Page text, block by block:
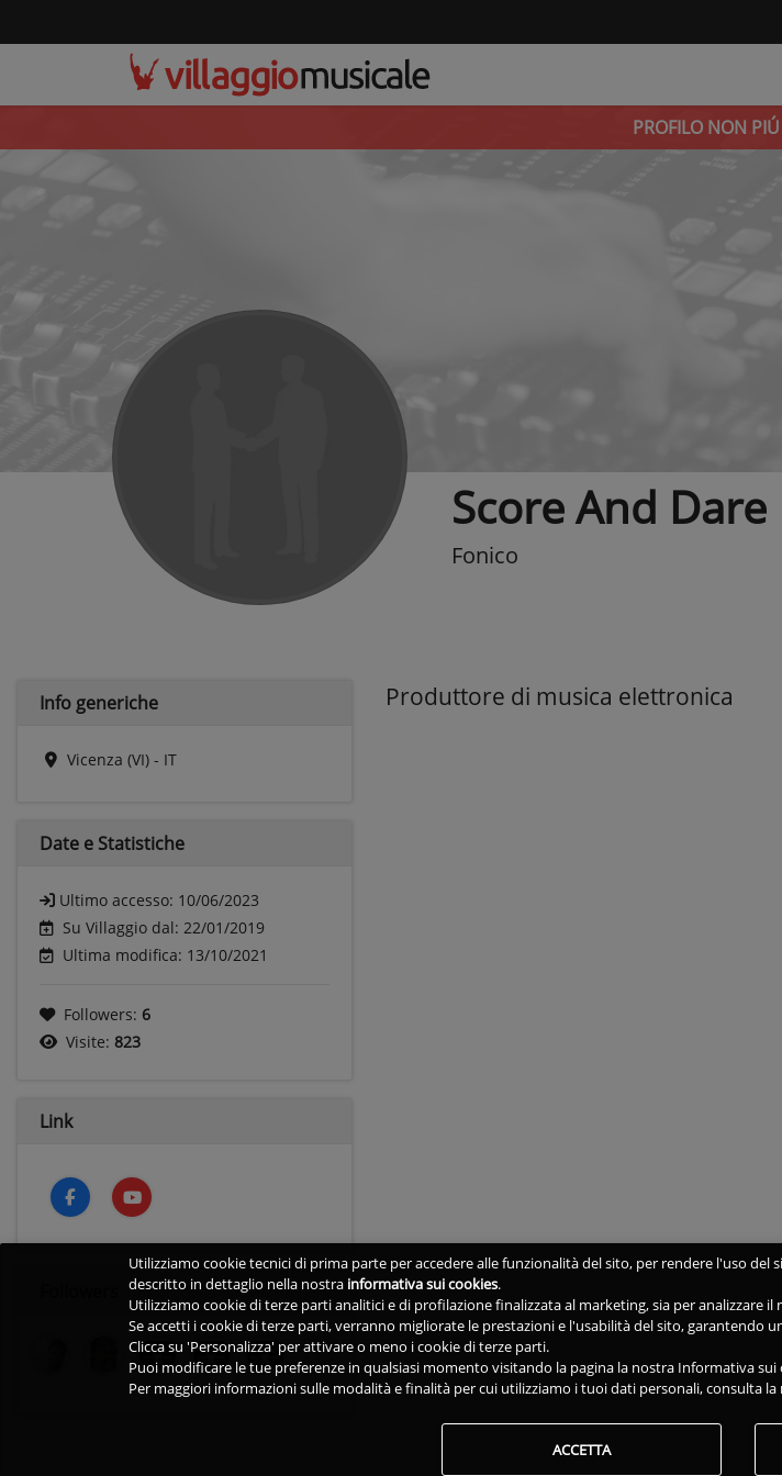
PROFILO NON
Score And Dare
Fonico
Info generiche
Vicenza (VI) - IT
Date e Statistiche
Ultimo accesso: 10/06/2023
Su Villaggio dal: 22/01/2019
Ultima modifica: 13/10/2021
Followers: 6
Visite: 823
Link
Produttore di musica elettronica
Utilizziamo cookie tecnici di prima parte per accedere alle funzionalità del sito, per rendere l'uso
descritto in dettaglio nella nostra informativa sui cookies.
Utilizziamo cookie di terze parti analitici e di profilazione finalizzata al marketing, sia per analizzare
Se accetti i cookie di terze parti, verranno migliorate le prestazioni e l'usabilità del sito, garantendo
Clicca su 'Personalizza' per attivare o meno i cookie di terze parti.
Puoi modificare le tue preferenze in qualsiasi momento visitando la pagina la nostra Informativa sui
Per maggiori informazioni sulle modalità e finalità per cui utilizziamo i tuoi dati personali, consulta la
ACCETTA